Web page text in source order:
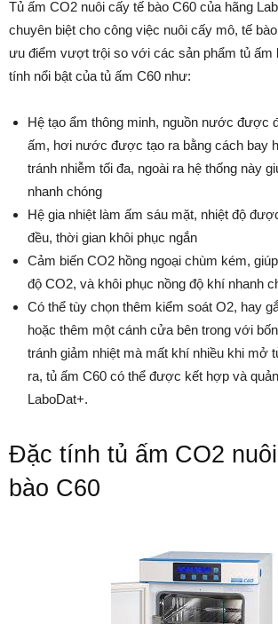
Tủ ấm CO2 nuôi cấy tế bào C60 của hãng
chuyên biệt cho công việc nuôi cấy mô, tế
ưu điểm vượt trội so với các sản phẩm tủ ấm
tính nổi bật của tủ ấm C60 như:
Hệ tạo ẩm thông minh, nguồn nước được
ấm, hơi nước được tạo ra bằng cách bay
tránh nhiễm tối đa, ngoài ra hệ thống này
nhanh chóng
Hệ gia nhiệt làm ấm sáu mặt, nhiệt độ
đều, thời gian khôi phục ngắn
Cảm biến CO2 hồng ngoại chùm kém,
độ CO2, và khôi phục nồng độ khí nhanh
Có thể tùy chọn thêm kiểm soát O2, hay
hoặc thêm một cánh cửa bên trong với
tránh giảm nhiệt mà mất khí nhiều khi mở
ra, tủ ấm C60 có thể được kết hợp và
LaboDat+.
Đặc tính tủ ấm CO2
bào C60